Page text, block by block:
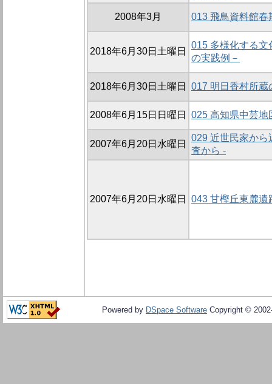
2008年3月 013 飛鳥資料館春
2018年6月30日土曜日
015 多様化する
の実践例－
2018年6月30日土曜日 017 明日香村所蔵
2008年6月15日日曜日 025 高知県中芸地
2007年6月20日水曜日
029 近世民家から
査から -
2007年6月20日水曜日 043 甘樫丘東麓遺
Powered by DSpace Software Copyright ©